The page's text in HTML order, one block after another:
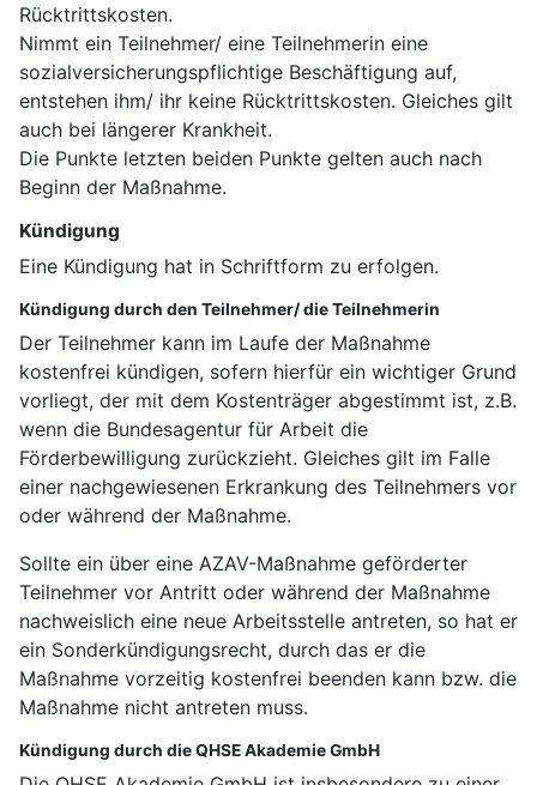
Rücktrittskosten.
Nimmt ein Teilnehmer/ eine Teilnehmerin eine
sozialversicherungspflichtige Beschäftigung auf,
entstehen ihm/ ihr keine Rücktrittskosten. Gleiches gilt
auch bei längerer Krankheit.
Die Punkte letzten beiden Punkte gelten auch nach
Beginn der Maßnahme.
Kündigung
Eine Kündigung hat in Schriftform zu erfolgen.
Kündigung durch den Teilnehmer/ die Teilnehmerin
Der Teilnehmer kann im Laufe der Maßnahme
kostenfrei kündigen, sofern hierfür ein wichtiger Grund
vorliegt, der mit dem Kostenträger abgestimmt ist, z.B.
wenn die Bundesagentur für Arbeit die
Förderbewilligung zurückzieht. Gleiches gilt im Falle
einer nachgewiesenen Erkrankung des Teilnehmers vor
oder während der Maßnahme.
Sollte ein über eine AZAV-Maßnahme geförderter
Teilnehmer vor Antritt oder während der Maßnahme
nachweislich eine neue Arbeitsstelle antreten, so hat er
ein Sonderkündigungsrecht, durch das er die
Maßnahme vorzeitig kostenfrei beenden kann bzw. die
Maßnahme nicht antreten muss.
Kündigung durch die QHSE Akademie GmbH